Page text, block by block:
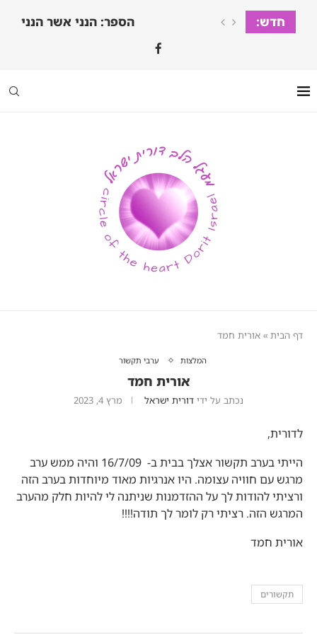
חדש: הספר: הנני אשר הנני
דף הבית » אורית חמד
המלצות ערבי תקשור
אורית חמד
נכתב על ידי דורית ישראל מרץ 4, 2023
לדורית,
הייתי בערב תקשור אצלך בבית ב- 16/7/09 והיה ממש ערב
מרגש עם חוויה עצומה. היו אנרגיות מאוד מיוחדות בערב הזה
ורציתי להודות לך על ההזדמנות שניתנה לי להיות חלק מהערב
המרגש הזה. רציתי רק לומר לך תודה!!!!
אורית חמד
תקשורים